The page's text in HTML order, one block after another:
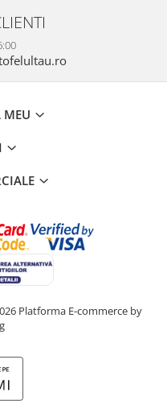
Platforma E-commerce by